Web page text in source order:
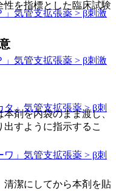
」気管支拡張薬 > β刺激
気管支拡張薬 > β刺激
タ」気管支拡張薬 > β刺
」 気管支拡張薬 > β刺
を指標とした臨床試験
剤を内袋のまま渡し、
すように指示するこ
潔にしてから本剤を貼